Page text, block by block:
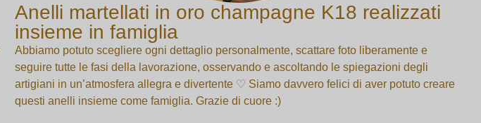
Anelli martellati in oro champagne K18 realizzati
insieme in famiglia
Abbiamo potuto scegliere ogni dettaglio personalmente, scattare foto liberamente e
seguire tutte le fasi della lavorazione, osservando e ascoltando le spiegazioni degli
artigiani in un’atmosfera allegra e divertente ♡ Siamo davvero felici di aver potuto creare
questi anelli insieme come famiglia. Grazie di cuore :)